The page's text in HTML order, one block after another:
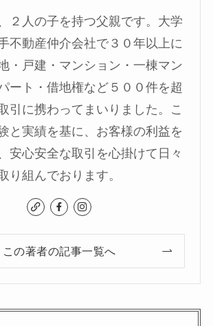
２人の子を持つ父親です。大学
不動産仲介会社で３０年以上に
・戸建・マンション・一棟マン
ート・借地権など５００件を超
引に携わってまいりました。こ
と実績を基に、お客様の利益を
安心安全な取引を心掛けて日々
り組んでおります。
この著者の記事一覧へ